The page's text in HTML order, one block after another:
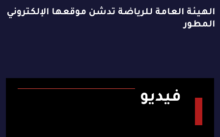
الهيئة العامة للرياضة تدشن موقعها الإلكتروني
المطور
فيديو